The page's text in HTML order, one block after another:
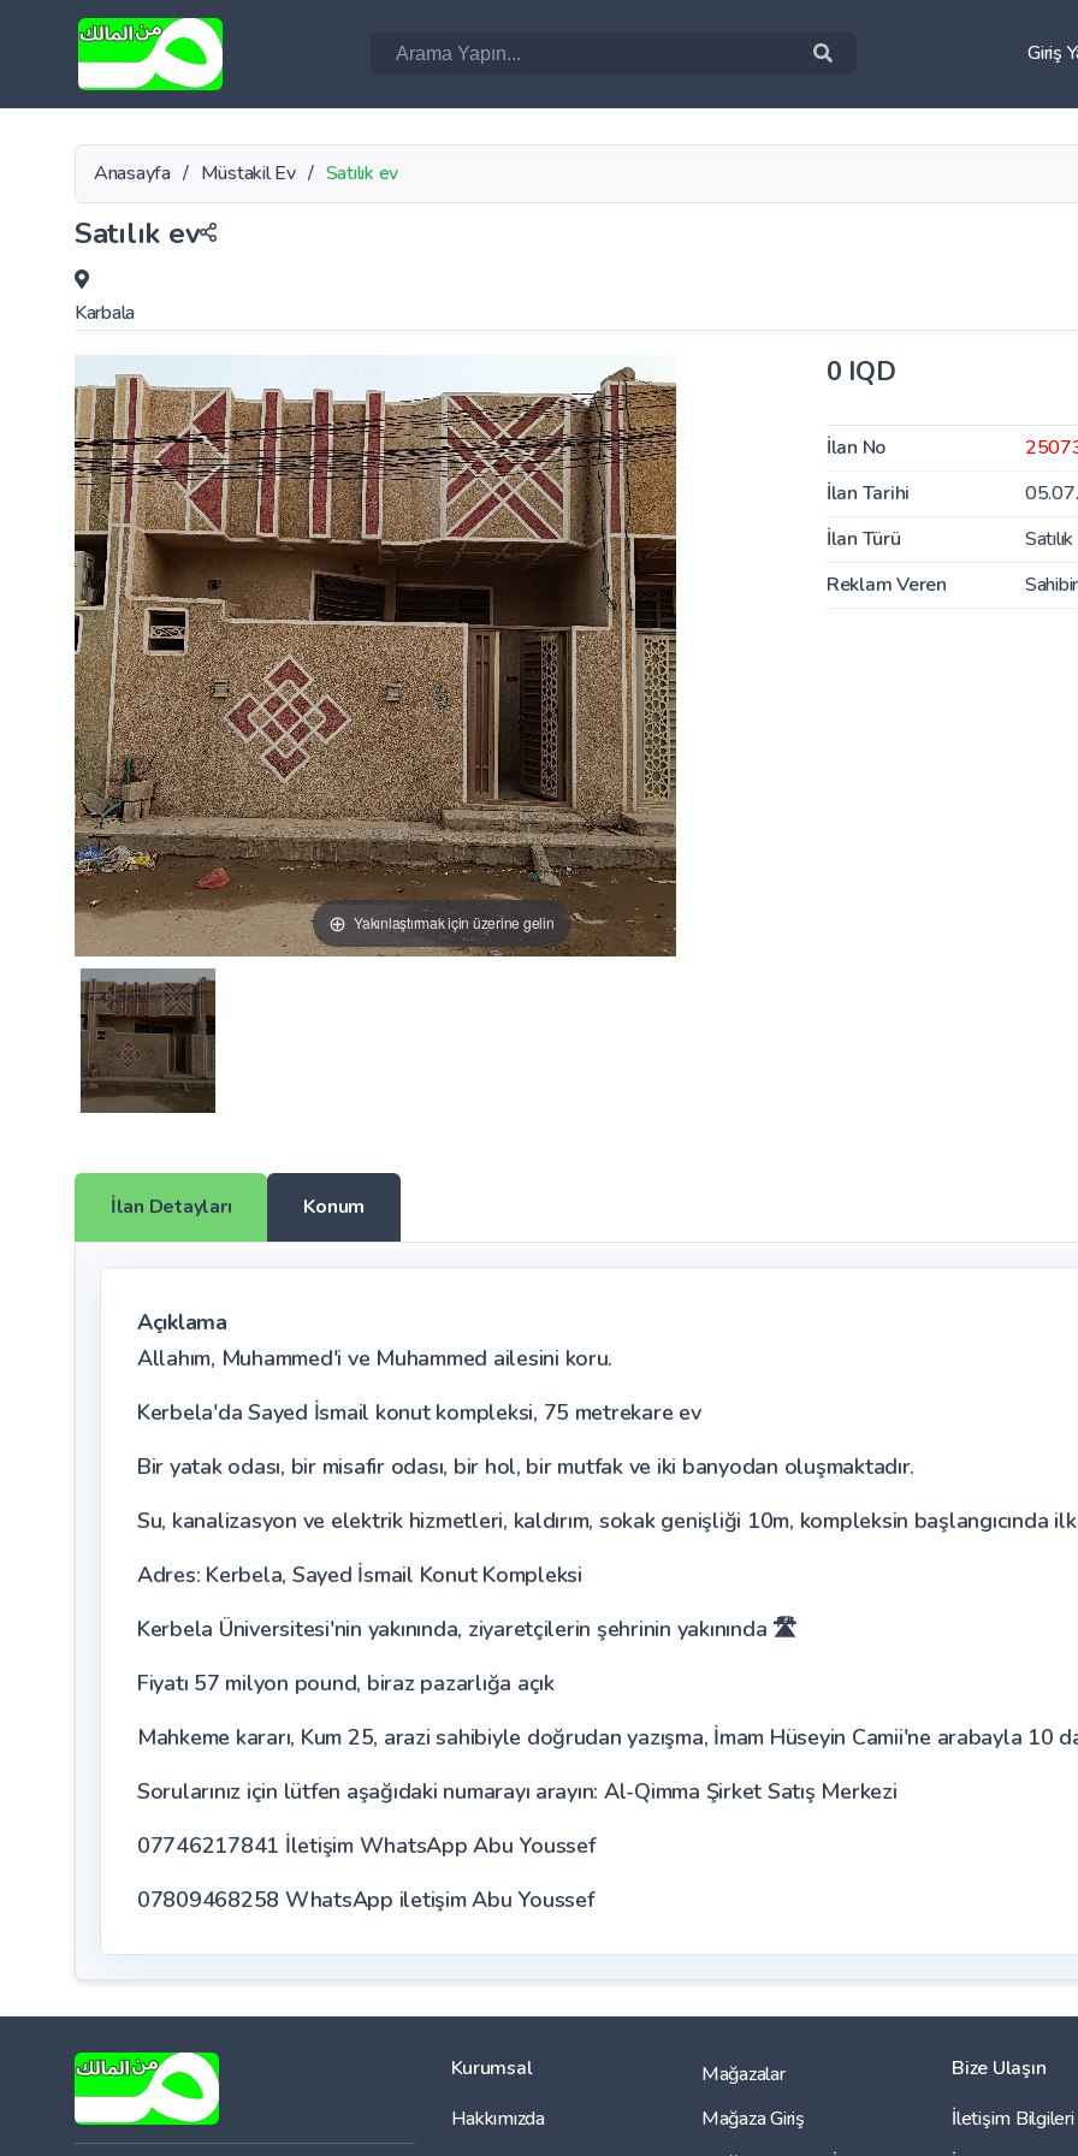
Giriş
Anasayfa / Müstakil Ev / Satılık ev
Satılık ev
Karbala
Yakınlaştırmak için üzerine gelin
0 IQD
İlan No
İlan Tarihi
İlan Türü
Satılık
Reklam Veren
İlan Detayları Konum
Açıklama
Allahım, Muhammed'i ve Muhammed ailesini koru.
Kerbela'da Sayed İsmail konut kompleksi, 75 metrekare ev
Bir yatak odası, bir misafir odası, bir hol, bir mutfak ve iki banyodan oluşmaktadır.
Su, kanalizasyon ve elektrik hizmetleri, kaldırım, sokak genişliği 10m, kompleksin başlangıcında ilk
Adres: Kerbela, Sayed İsmail Konut Kompleksi
Kerbela Üniversitesi'nin yakınında, ziyaretçilerin şehrinin yakınında 🛣️
Fiyatı 57 milyon pound, biraz pazarlığa açık
Mahkeme kararı, Kum 25, arazi sahibiyle doğrudan yazışma, İmam Hüseyin Camii'ne arabayla 10
Sorularınız için lütfen aşağıdaki numarayı arayın: Al-Qimma Şirket Satış Merkezi
07746217841 İletişim WhatsApp Abu Youssef
07809468258 WhatsApp iletişim Abu Youssef
Kurumsal
Hakkımızda
Mağazalar
Mağaza Giriş
Bize Ulaşın
İletişim Bilgileri